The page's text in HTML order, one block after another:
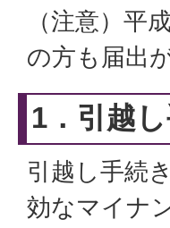
（注意）平
の方も届出
1．引越
引越し手続
効なマイナ